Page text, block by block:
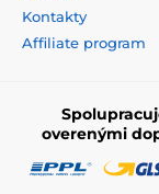
Kontakty
Affiliate program
overenými